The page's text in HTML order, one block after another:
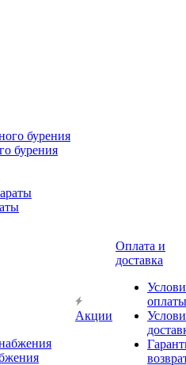
бурения
Акции
доставка
оплаты